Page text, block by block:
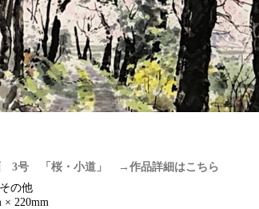
3号 「桜・小道」 →作品詳細はこちら
その他
× 220mm